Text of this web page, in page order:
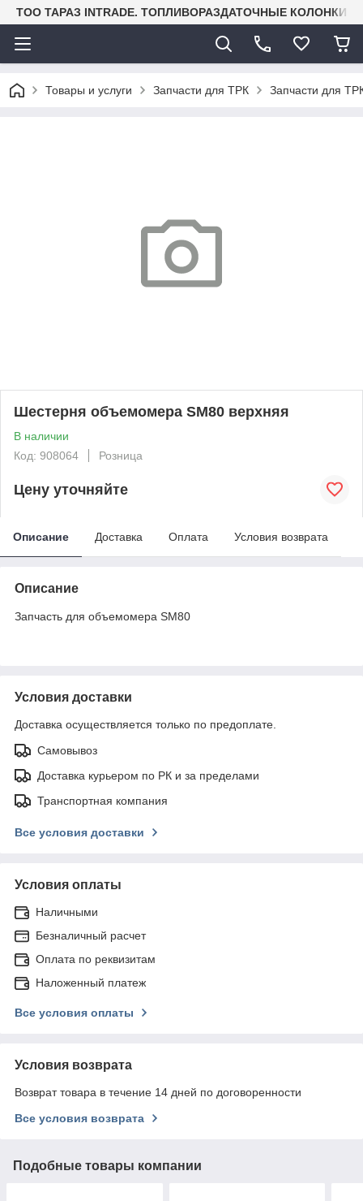
TOO ТАРАЗ INTRADE. ТОПЛИВОРАЗДАТОЧНЫЕ КОЛОНКИ
Товары и услуги Запчасти для ТРК Запчасти для
Шестерня объемомера SM80 верхняя
В наличии
Код: 908064
Розница
Цену уточняйте
Описание Доставка Оплата Условия возврата
Описание
Запчасть для объемомера SM80
Условия доставки
Доставка осуществляется только по предоплате.
Самовывоз
Доставка курьером по РК и за пределами
Транспортная компания
Все условия доставки
Условия оплаты
Наличными
Безналичный расчет
Оплата по реквизитам
Наложенный платеж
Все условия оплаты
Условия возврата
Возврат товара в течение 14 дней по договоренности
Все условия возврата
Подобные товары компании